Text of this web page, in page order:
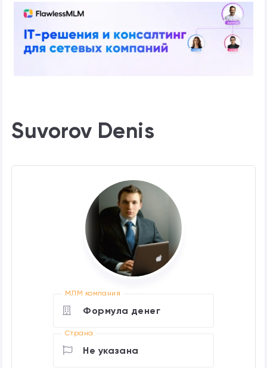
Suvorov Denis
МЛМ компания
Формула денег
Страна
Не указана